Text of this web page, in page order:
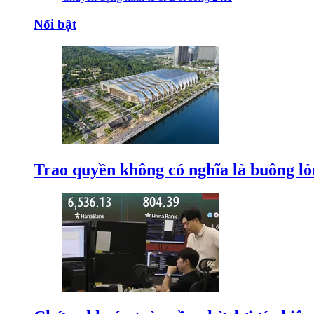
Nổi bật
Trao quyền không có nghĩa là buông